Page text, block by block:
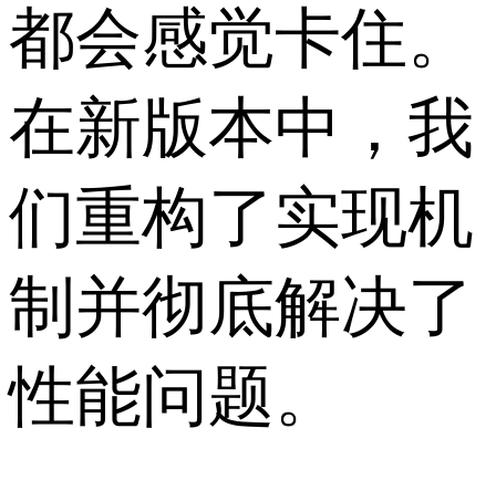
都会感觉卡住。
在新版本中，我
们重构了实现机
制并彻底解决了
性能问题。